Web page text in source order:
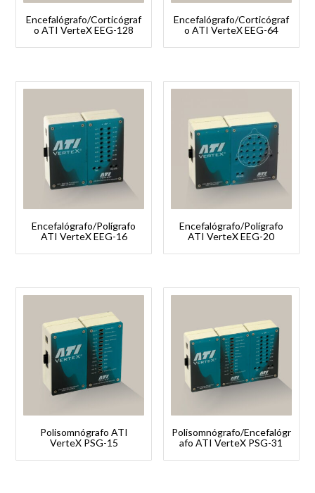
Encefalógrafo/Corticógraf
o ATI VerteX EEG-128
Encefalógrafo/Corticógraf
o ATI VerteX EEG-64
Encefalógrafo/Polígrafo
ATI VerteX EEG-16
Encefalógrafo/Polígrafo
ATI VerteX EEG-20
Polisomnógrafo ATI
VerteX PSG-15
Polisomnógrafo/Encefalógr
afo ATI VerteX PSG-31